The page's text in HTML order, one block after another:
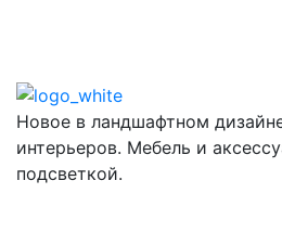
Новое в ландшафтном
интерьеров. Мебель и
подсветкой.